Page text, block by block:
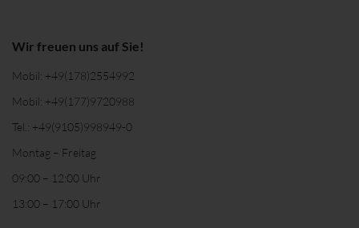
Wir freuen uns auf Sie!
Mobil: +49(178)2554992
Mobil: +49(177)9720988
Tel.: +49(9105)998949-0
Montag – Freitag
09:00 – 12:00 Uhr
13:00 – 17:00 Uhr